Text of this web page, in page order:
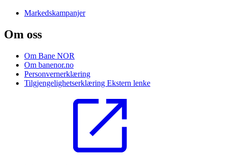
Markedskampanjer
Om oss
Om Bane NOR
Om banenor.no
Personvernerklæring
Tilgjengelighetserklæring Ekstern lenke